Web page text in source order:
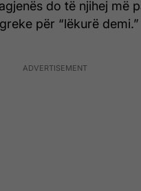
do të njihej më
për “lëkurë demi.”